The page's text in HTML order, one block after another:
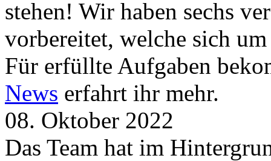
stehen! Wir haben sechs
vorbereitet, welche sich
Für erfüllte Aufgaben
News erfahrt ihr mehr.
08. Oktober 2022
Das Team hat im